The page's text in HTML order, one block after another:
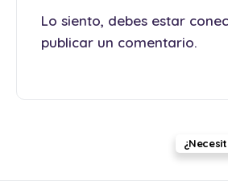
Lo siento, debes estar
publicar un comentario.